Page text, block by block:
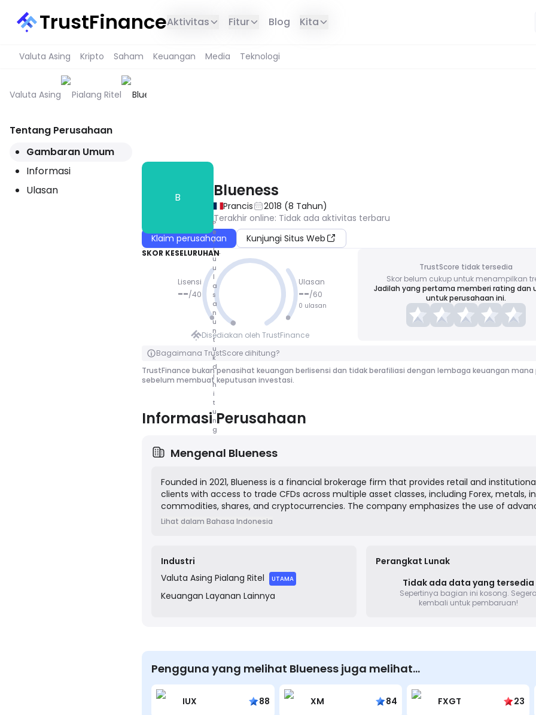
TrustFinanceAktivitas Fitur Blog Kita
Valuta Asing Kripto Saham Keuangan Media Teknologi
Valuta Asing Pialang Ritel Blueness
Tentang Perusahaan
Gambaran Umum
Informasi
Ulasan
B Blueness
Prancis 2018 (8 Tahun)
Terakhir online: Tidak ada aktivitas terbaru
Klaim perusahaan
Kunjungi Situs Web
SKOR KESELURUHAN
Lisensi
--/40
P
e
r
l
u
u
l
a
s
a
n
u
n
t
u
k
d
i
h
i
t
u
n
g
TIDAK NIL
AI
Klik untuk membalik
Ulasan
--/60
0 ulasan
Disediakan oleh TrustFinance
TrustScore tidak tersedia
Skor belum cukup untuk menampilkan
Jadilah yang pertama memberi rating dan
untuk perusahaan ini.
Bagaimana TrustScore dihitung?
TrustFinance bukan penasihat keuangan berlisensi dan tidak berafiliasi dengan lembaga keuangan
sebelum membuat keputusan investasi.
Informasi Perusahaan
Mengenal Blueness
Founded in 2021, Blueness is a financial brokerage firm that provides retail and
clients with access to trade CFDs across multiple asset classes, including Forex, metals,
commodities, shares, and cryptocurrencies. The company emphasizes the use of
technology to offer competitive trading conditions, such as low spreads, fast execution,
Lihat dalam Bahasa Indonesia
Industri
Valuta Asing Pialang Ritel UTAMA
Keuangan Layanan Lainnya
Perangkat Lunak
Tidak ada data yang tersedia
Sepertinya bagian ini kosong. Segera
kembali untuk pembaruan!
Pengguna yang melihat Blueness juga melihat…
IUX 88 XM 84 FXGT 23